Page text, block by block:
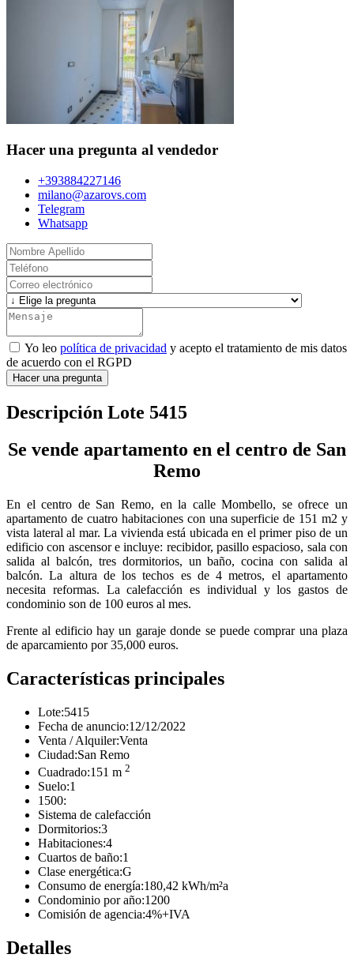
Hacer una pregunta al vendedor
+393884227146
milano@azarovs.com
Telegram
Whatsapp
Yo leo política de privacidad y acepto el tratamiento de mis datos
de acuerdo con el RGPD
Hacer una pregunta
Descripción Lote 5415
Se vende apartamento en el centro de San
Remo
En el centro de San Remo, en la calle Mombello, se ofrece un
apartamento de cuatro habitaciones con una superficie de 151 m2 y
vista lateral al mar. La vivienda está ubicada en el primer piso de un
edificio con ascensor e incluye: recibidor, pasillo espacioso, sala con
salida al balcón, tres dormitorios, un baño, cocina con salida al
balcón. La altura de los techos es de 4 metros, el apartamento
necesita reformas. La calefacción es individual y los gastos de
condominio son de 100 euros al mes.
Frente al edificio hay un garaje donde se puede comprar una plaza
de aparcamiento por 35,000 euros.
Características principales
Lote:5415
Fecha de anuncio:12/12/2022
Venta / Alquiler:Venta
Ciudad:San Remo
Cuadrado:151 m 2
Suelo:1
1500:
Sistema de calefacción
Dormitorios:3
Habitaciones:4
Cuartos de baño:1
Clase energética:G
Consumo de energía:180,42 kWh/m²a
Condominio por año:1200
Comisión de agencia:4%+IVA
Detalles